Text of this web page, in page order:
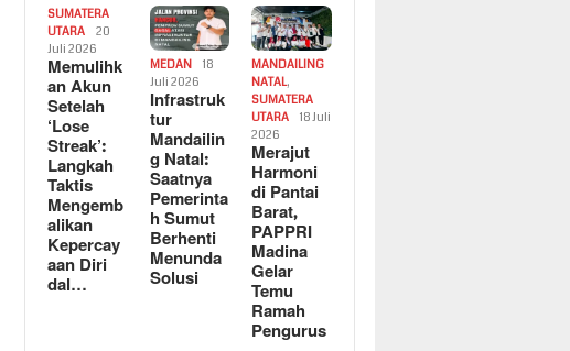
SUMATERA
UTARA
20
Juli 2026
Memulihk
an Akun
Setelah
‘Lose
Streak’:
Langkah
Taktis
Mengemb
alikan
Kepercay
aan Diri
dal…
MEDAN
18
Juli 2026
Infrastruk
tur
Mandailin
g Natal:
Saatnya
Pemerinta
h Sumut
Berhenti
Menunda
Solusi
MANDAILING
NATAL,
SUMATERA
UTARA
18 Juli
2026
Merajut
Harmoni
di Pantai
Barat,
PAPPRI
Madina
Gelar
Temu
Ramah
Pengurus